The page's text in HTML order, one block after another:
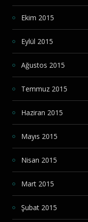
Ekim 2015
Eylül 2015
Ağustos 2015
Temmuz 2015
Haziran 2015
Mayıs 2015
Nisan 2015
Mart 2015
Şubat 2015